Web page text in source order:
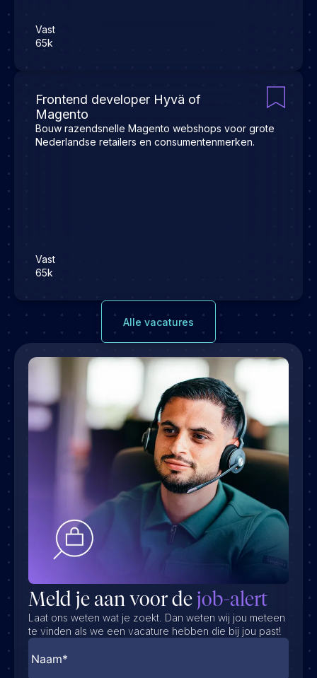
Vast
65k
Frontend developer Hyvä of
Magento
Bouw razendsnelle Magento webshops voor grote
Nederlandse retailers en consumentenmerken.
Vast
65k
Alle vacatures
Meld je aan voor dejob-alert
Laat ons weten wat je zoekt. Dan weten wij jou meteen
te vinden als we een vacature hebben die bij jou past!